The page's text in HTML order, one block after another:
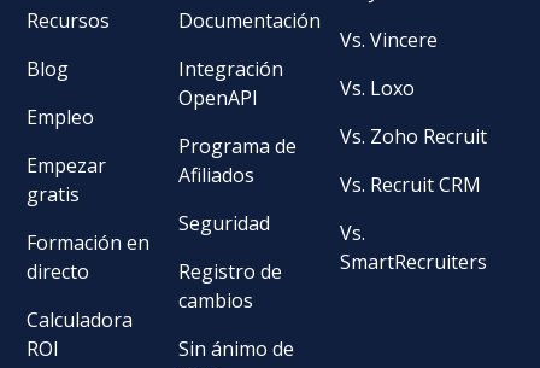
Recursos
Blog
Empleo
Empezar
gratis
Formación en
directo
Calculadora
ROI
Documentación
Integración
OpenAPI
Programa de
Afiliados
Seguridad
Registro de
cambios
Sin ánimo de
Vs. Vincere
Vs. Loxo
Vs. Zoho Recruit
Vs. Recruit CRM
Vs.
SmartRecruiters